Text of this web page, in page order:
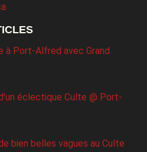
à Port-Alfred avec Grand
éclectique Culte @ Port-
bien belles vagues au Culte